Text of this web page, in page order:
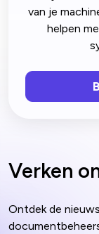
van je
helpen
Verken
Ontdek de